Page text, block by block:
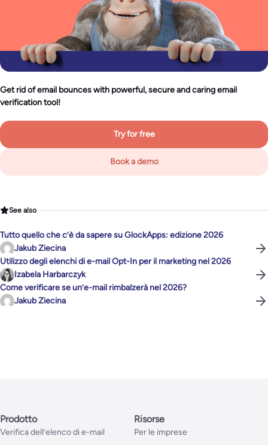
Get rid of email bounces with powerful, secure and caring email
verification tool!
Try for free
Book a demo
See also
Tutto quello che c’è da sapere su GlockApps: edizione 2026
Jakub Ziecina
Utilizzo degli elenchi di e-mail Opt-In per il marketing nel 2026
Izabela Harbarczyk
Come verificare se un’e-mail rimbalzerà nel 2026?
Jakub Ziecina
Prodotto
Verifica dell’elenco di e-mail
Risorse
Per le imprese